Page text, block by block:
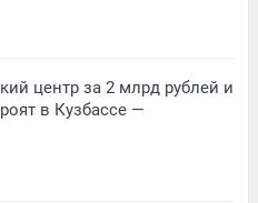
центр за 2 млрд рублей и
в Кузбассе —